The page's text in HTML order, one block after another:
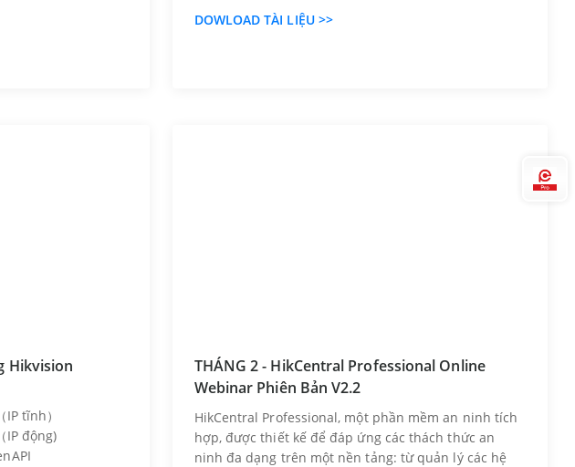
DOWLOAD TÀI LIỆU >>
Hikvision
tĩnh）
động)
THÁNG 2 - HikCentral Professional Online
Webinar Phiên Bản V2.2
HikCentral Professional, một phần mềm an ninh tích
hợp, được thiết kế để đáp ứng các thách thức an
ninh đa dạng trên một nền tảng: từ quản lý các hệ